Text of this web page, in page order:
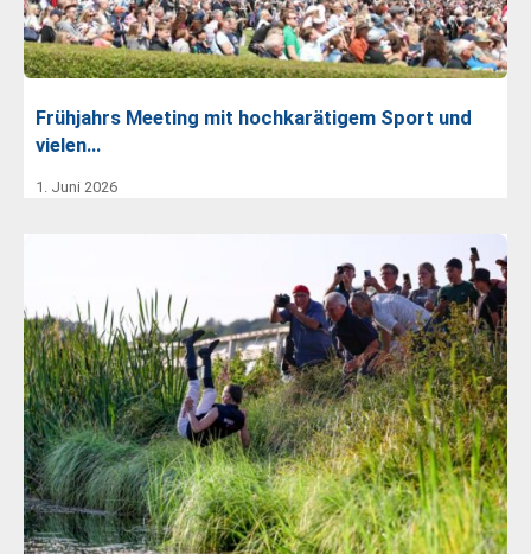
Frühjahrs Meeting mit hochkarätigem Sport und
vielen…
1. Juni 2026